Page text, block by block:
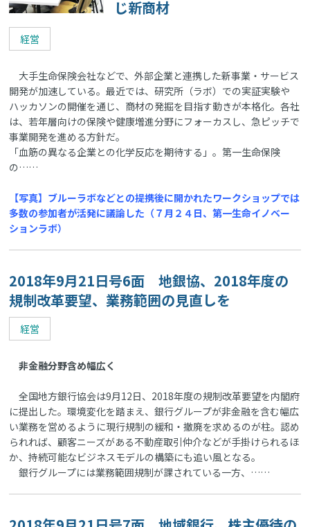
じ新商材
経営
大手生命保険会社などで、外部企業と連携した新事業・サービス
開発が加速している。最近では、研究所（ラボ）での実証実験や
ハッカソンの開催を通じ、商材の発掘を目指す動きが本格化。各社
は、若年層向けの保険や健康増進分野にフォーカスし、急ピッチで
事業開発を進める方針だ。
「血筋の異なる企業との化学反応を期待する」。第一生命保険
の……
【写真】ブルーラボなどとの提携後に開かれたワークショップでは
多数の参加者が活発に議論した（７月２４日、第一生命イノベー
ションラボ）
2018年9月21日号6面 地銀協、2018年度の
規制改革要望、業務範囲の見直しを
経営
非金融分野含め幅広く
全国地方銀行協会は9月12日、2018年度の規制改革要望を内閣府
に提出した。環境変化を踏まえ、銀行グループが非金融を含む幅広
い業務を営めるように現行規制の緩和・撤廃を求めるのが柱。認め
られれば、顧客ニーズがある不動産取引仲介などが手掛けられるほ
か、持続可能なビジネスモデルの構築にも追い風となる。
銀行グループには業務範囲規制が課されている一方、……